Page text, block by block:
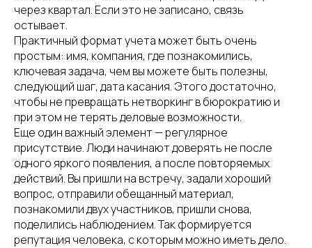
через квартал. Если это не записано, связь
остывает.
Практичный формат учета может быть очень
простым: имя, компания, где познакомились,
ключевая задача, чем вы можете быть полезны,
следующий шаг, дата касания. Этого достаточно,
чтобы не превращать нетворкинг в бюрократию и
при этом не терять деловые возможности.
Еще один важный элемент — регулярное
присутствие. Люди начинают доверять не после
одного яркого появления, а после повторяемых
действий. Вы пришли на встречу, задали хороший
вопрос, отправили обещанный материал,
познакомили двух участников, пришли снова,
поделились наблюдением. Так формируется
репутация человека, с которым можно иметь дело.